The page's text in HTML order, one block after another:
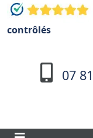
contrôlés
07